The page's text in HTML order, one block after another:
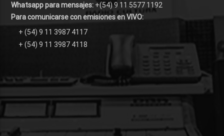
Whatsapp para mensajes: +(54) 9 11 5577 1192
Para comunicarse con emisiones en VIVO:
+ (54) 9 11 3987 4117
+ (54) 9 11 3987 4118